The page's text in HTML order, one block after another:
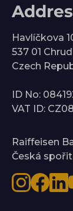
Havlíčkova
537 01
Czech
ID No:
VAT ID:
Raiffeisen
Česká